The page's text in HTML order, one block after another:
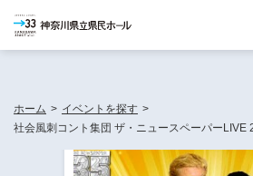
チケット購入
ホーム > イベントを探す >
社会風刺コント集団 ザ・ニュースペーパーLIVE